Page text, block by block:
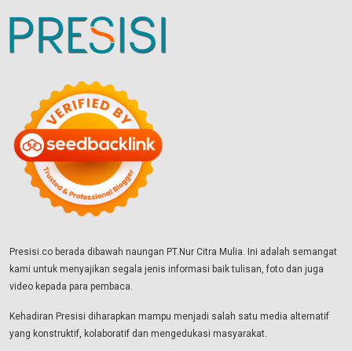
Presisi.co berada dibawah naungan PT.Nur Citra Mulia. Ini adalah semangat
kami untuk menyajikan segala jenis informasi baik tulisan, foto dan juga
video kepada para pembaca.
Kehadiran Presisi diharapkan mampu menjadi salah satu media alternatif
yang konstruktif, kolaboratif dan mengedukasi masyarakat.